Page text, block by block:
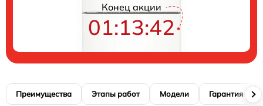
Конец акции
01:13:41
Преимущества Этапы работ Модели Гарантия